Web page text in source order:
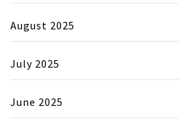
August 2025
July 2025
June 2025